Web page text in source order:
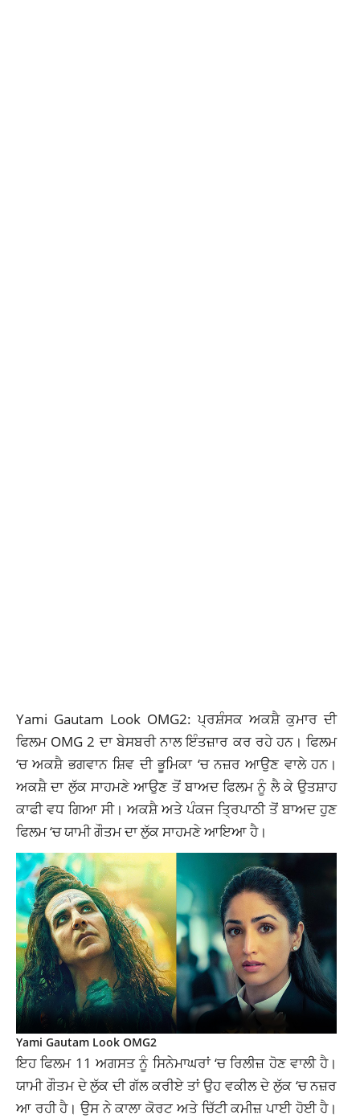
Yami Gautam Look OMG2: ਪ੍ਰਸ਼ੰਸਕ ਅਕਸ਼ੈ ਕੁਮਾਰ ਦੀ
ਫਿਲਮ OMG 2 ਦਾ ਬੇਸਬਰੀ ਨਾਲ ਇੰਤਜ਼ਾਰ ਕਰ ਰਹੇ ਹਨ। ਫਿਲਮ
‘ਚ ਅਕਸ਼ੈ ਭਗਵਾਨ ਸ਼ਿਵ ਦੀ ਭੂਮਿਕਾ ‘ਚ ਨਜ਼ਰ ਆਉਣ ਵਾਲੇ ਹਨ।
ਅਕਸ਼ੈ ਦਾ ਲੁੱਕ ਸਾਹਮਣੇ ਆਉਣ ਤੋਂ ਬਾਅਦ ਫਿਲਮ ਨੂੰ ਲੈ ਕੇ ਉਤਸ਼ਾਹ
ਕਾਫੀ ਵਧ ਗਿਆ ਸੀ। ਅਕਸ਼ੈ ਅਤੇ ਪੰਕਜ ਤ੍ਰਿਪਾਠੀ ਤੋਂ ਬਾਅਦ ਹੁਣ
ਫਿਲਮ ‘ਚ ਯਾਮੀ ਗੌਤਮ ਦਾ ਲੁੱਕ ਸਾਹਮਣੇ ਆਇਆ ਹੈ।
Yami Gautam Look OMG2
ਇਹ ਫਿਲਮ 11 ਅਗਸਤ ਨੂੰ ਸਿਨੇਮਾਘਰਾਂ ‘ਚ ਰਿਲੀਜ਼ ਹੋਣ ਵਾਲੀ ਹੈ।
ਯਾਮੀ ਗੌਤਮ ਦੇ ਲੁੱਕ ਦੀ ਗੱਲ ਕਰੀਏ ਤਾਂ ਉਹ ਵਕੀਲ ਦੇ ਲੁੱਕ ‘ਚ ਨਜ਼ਰ
ਆ ਰਹੀ ਹੈ। ਉਸ ਨੇ ਕਾਲਾ ਕੋਰਟ ਅਤੇ ਚਿੱਟੀ ਕਮੀਜ਼ ਪਾਈ ਹੋਈ ਹੈ।